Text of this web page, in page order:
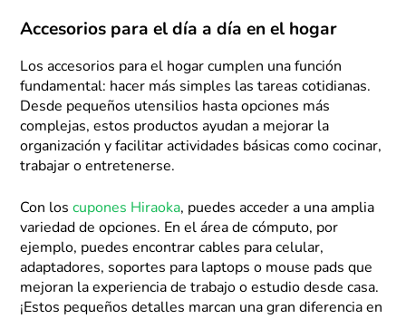
Accesorios para el día a día en el hogar
Los accesorios para el hogar cumplen una función
fundamental: hacer más simples las tareas cotidianas.
Desde pequeños utensilios hasta opciones más
complejas, estos productos ayudan a mejorar la
organización y facilitar actividades básicas como cocinar,
trabajar o entretenerse.
Con loscupones Hiraoka, puedes acceder a una amplia
variedad de opciones. En el área de cómputo, por
ejemplo, puedes encontrar cables para celular,
adaptadores, soportes para laptops o mouse pads que
mejoran la experiencia de trabajo o estudio desde casa.
¡Estos pequeños detalles marcan una gran diferencia en